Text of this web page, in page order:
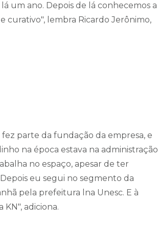
um ano. Depois de lá conhecemos a
curativo", lembra Ricardo Jerônimo,
parte da fundação da empresa, e
na época estava na administração
no espaço, apesar de ter
eu segui no segmento da
pela prefeitura lna Unesc. E à
adiciona.